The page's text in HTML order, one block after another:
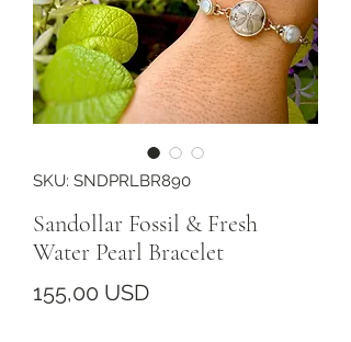
SKU: SNDPRLBR890
Sandollar Fossil & Fresh
Water Pearl Bracelet
155,00 USDPrezzo